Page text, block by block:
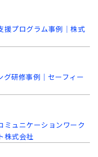
援プログラム事例│株式
グ研修事例｜セーフィー
ュニケーションワーク
株式会社